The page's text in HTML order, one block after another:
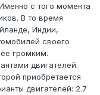
с того момента
В то время
Индии,
своего
громким.
двигателей.
приобретается
двигателей: 2.7